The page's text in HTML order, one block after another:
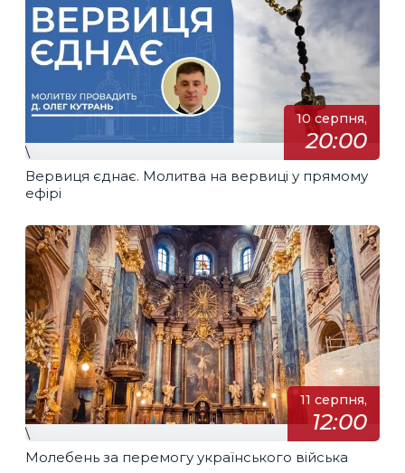
10 серпня,
20:00
\
Вервиця єднає. Молитва на вервиці у прямому
ефірі
11 серпня,
12:00
\
Молебень за перемогу українського війська